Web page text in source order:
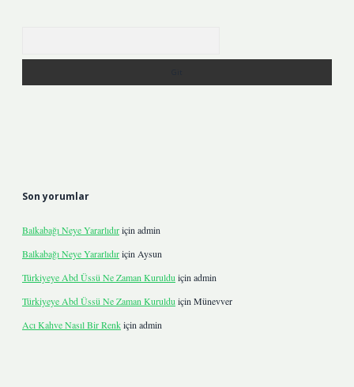
Son yorumlar
Balkabağı Neye Yararlıdıriçin admin
Balkabağı Neye Yararlıdıriçin Aysun
Türkiyeye Abd Üssü Ne Zaman Kuruldu için admin
Türkiyeye Abd Üssü Ne Zaman Kuruldu için Münevver
Acı Kahve Nasıl Bir Renkiçin admin